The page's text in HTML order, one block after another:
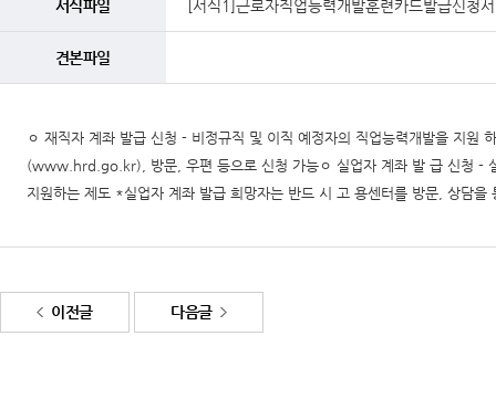
서식파일 [서식1]근로자직업능력개발훈련카드발급신청
견본파일
ㅇ 재직자 계좌 발급 신청 - 비정규직 및 이직 예정자의 직업능력개발을 지원
(www.hrd.go.kr), 방문, 우편 등으로 신청 가능ㅇ 실업자 계좌 발 급 신청 -
지원하는 제도 *실업자 계좌 발급 희망자는 반드 시 고 용센터를 방문, 상담
이전글 다음글